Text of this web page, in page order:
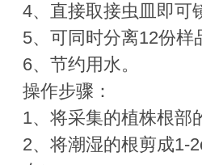
4、直接取接虫皿即可
5、可同时分离12份样
6、节约用水。
操作步骤：
1、将采集的植株根部
2、将潮湿的根剪成1-